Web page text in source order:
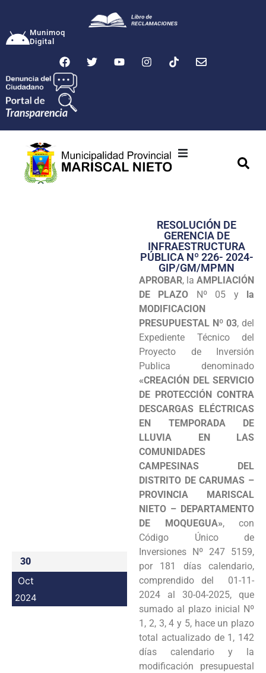
Munimoq
Digital
Transparencia
Seguridad
Programas
Intranet
30
Oct
2024
RESOLUCIÓN DE
GERENCIA DE
INFRAESTRUCTURA
PÚBLICA Nº 226- 2024-
GIP/GM/MPMN
APROBAR, la AMPLIACIÓN
DE PLAZO Nº 05 y la
MODIFICACION
PRESUPUESTAL Nº 03, del
Expediente Técnico del
Proyecto de Inversión
Publica denominado
«CREACIÓN DEL SERVICIO
DE PROTECCIÓN CONTRA
DESCARGAS ELÉCTRICAS
EN TEMPORADA DE
LLUVIA EN LAS
COMUNIDADES
CAMPESINAS DEL
DISTRITO DE CARUMAS –
PROVINCIA MARISCAL
NIETO – DEPARTAMENTO
DE MOQUEGUA», con
Código Único de
Inversiones Nº 247 5159,
por 181 días calendario,
comprendido del 01-11-
2024 al 30-04-2025, que
sumado al plazo inicial Nº
1, 2, 3, 4 y 5, hace un plazo
total actualizado de 1, 142
días calendario y la
modificación presupuestal